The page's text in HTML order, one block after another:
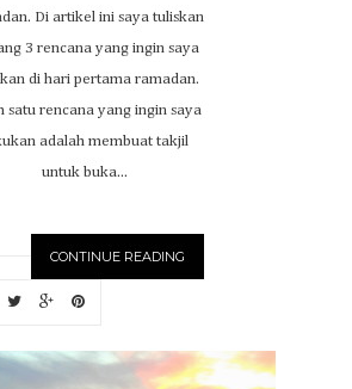
Di artikel ini saya tuliskan
3 rencana yang ingin saya
di hari pertama ramadan.
satu rencana yang ingin saya
adalah membuat takjil
untuk buka...
CONTINUE READING